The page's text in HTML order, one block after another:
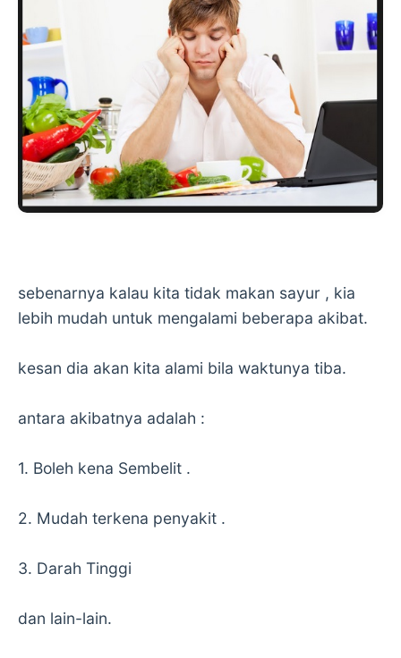
sebenarnya kalau kita tidak makan sayur , kia
lebih mudah untuk mengalami beberapa akibat.
kesan dia akan kita alami bila waktunya tiba.
antara akibatnya adalah :
1. Boleh kena Sembelit .
2. Mudah terkena penyakit .
3. Darah Tinggi
dan lain-lain.